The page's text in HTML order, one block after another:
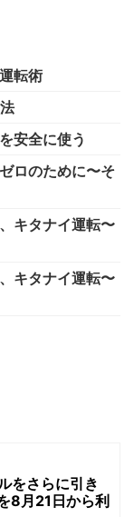
転術
安全に使う
ロのために〜そ
キタナイ運転〜
キタナイ運転〜
をさらに引き
8月21日から利